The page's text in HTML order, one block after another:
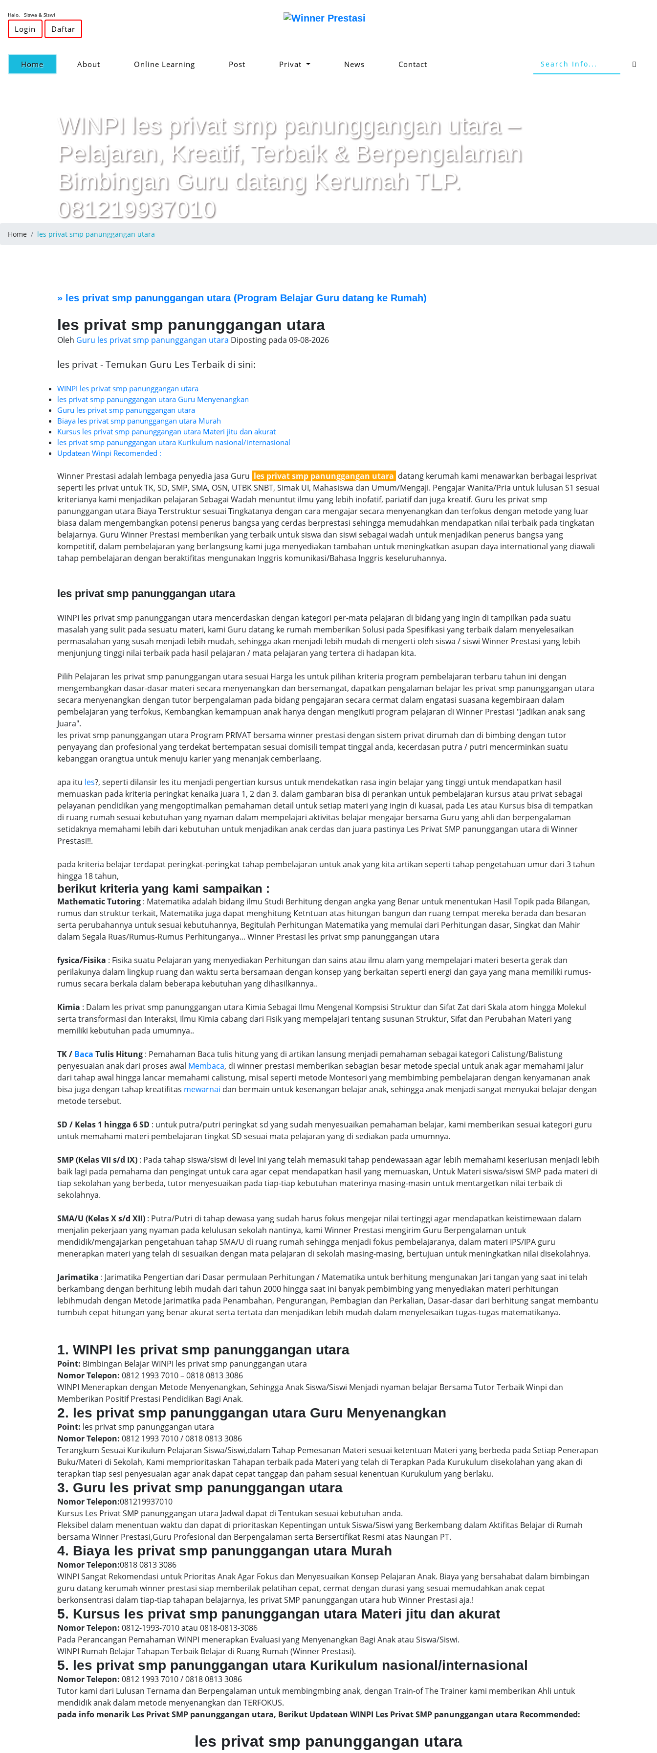
Halo, Siswa & Siswi
Login Daftar
Home(current) About Online Learning Post Privat News Contact
WINPI les privat smp panunggangan utara –
Pelajaran, Kreatif, Terbaik & Berpengalaman
Bimbingan Guru datang Kerumah TLP.
081219937010
Home les privat smp panunggangan utara
» les privat smp panunggangan utara(Program Belajar Guru datang ke Rumah)
les privat smp panunggangan utara
Oleh Guru les privat smp panunggangan utara Diposting pada 09-08-2026
les privat - Temukan Guru Les Terbaik di sini:
WINPI les privat smp panunggangan utara
les privat smp panunggangan utara Guru Menyenangkan
Guru les privat smp panunggangan utara
Biaya les privat smp panunggangan utara Murah
Kursus les privat smp panunggangan utara Materi jitu dan akurat
les privat smp panunggangan utara Kurikulum nasional/internasional
Updatean Winpi Recomended :
Winner Prestasi adalah lembaga penyedia jasa Guru les privat smp panunggangan utara datang kerumah kami menawarkan berbagai lesprivat
seperti les privat untuk TK, SD, SMP, SMA, OSN, UTBK SNBT, Simak UI, Mahasiswa dan Umum/Mengaji. Pengajar Wanita/Pria untuk lulusan S1 sesuai
kriterianya kami menjadikan pelajaran Sebagai Wadah menuntut ilmu yang lebih inofatif, pariatif dan juga kreatif. Guru les privat smp
panunggangan utara Biaya Terstruktur sesuai Tingkatanya dengan cara mengajar secara menyenangkan dan terfokus dengan metode yang luar
biasa dalam mengembangkan potensi penerus bangsa yang cerdas berprestasi sehingga memudahkan mendapatkan nilai terbaik pada tingkatan
belajarnya. Guru Winner Prestasi memberikan yang terbaik untuk siswa dan siswi sebagai wadah untuk menjadikan penerus bangsa yang
kompetitif, dalam pembelajaran yang berlangsung kami juga menyediakan tambahan untuk meningkatkan asupan daya international yang diawali
tahap pembelajaran dengan beraktifitas mengunakan Inggris komunikasi/Bahasa Inggris keseluruhannya.
les privat smp panunggangan utara
WINPI les privat smp panunggangan utara mencerdaskan dengan kategori per-mata pelajaran di bidang yang ingin di tampilkan pada suatu
masalah yang sulit pada sesuatu materi, kami Guru datang ke rumah memberikan Solusi pada Spesifikasi yang terbaik dalam menyelesaikan
permasalahan yang susah menjadi lebih mudah, sehingga akan menjadi lebih mudah di mengerti oleh siswa / siswi Winner Prestasi yang lebih
menjunjung tinggi nilai terbaik pada hasil pelajaran / mata pelajaran yang tertera di hadapan kita.
Pilih Pelajaran les privat smp panunggangan utara sesuai Harga les untuk pilihan kriteria program pembelajaran terbaru tahun ini dengan
mengembangkan dasar-dasar materi secara menyenangkan dan bersemangat, dapatkan pengalaman belajar les privat smp panunggangan utara
secara menyenangkan dengan tutor berpengalaman pada bidang pengajaran secara cermat dalam engatasi suasana kegembiraan dalam
pembelajaran yang terfokus, Kembangkan kemampuan anak hanya dengan mengikuti program pelajaran di Winner Prestasi "Jadikan anak sang
Juara".
les privat smp panunggangan utara Program PRIVAT bersama winner prestasi dengan sistem privat dirumah dan di bimbing dengan tutor
penyayang dan profesional yang terdekat bertempatan sesuai domisili tempat tinggal anda, kecerdasan putra / putri mencerminkan suatu
kebanggan orangtua untuk menuju karier yang menanjak cemberlaang.
apa itu les?, seperti dilansir les itu menjadi pengertian kursus untuk mendekatkan rasa ingin belajar yang tinggi untuk mendapatkan hasil
memuaskan pada kriteria peringkat kenaika juara 1, 2 dan 3. dalam gambaran bisa di perankan untuk pembelajaran kursus atau privat sebagai
pelayanan pendidikan yang mengoptimalkan pemahaman detail untuk setiap materi yang ingin di kuasai, pada Les atau Kursus bisa di tempatkan
di ruang rumah sesuai kebutuhan yang nyaman dalam mempelajari aktivitas belajar mengajar bersama Guru yang ahli dan berpengalaman
setidaknya memahami lebih dari kebutuhan untuk menjadikan anak cerdas dan juara pastinya Les Privat SMP panunggangan utara di Winner
Prestasi!!.
pada kriteria belajar terdapat peringkat-peringkat tahap pembelajaran untuk anak yang kita artikan seperti tahap pengetahuan umur dari 3 tahun
hingga 18 tahun,
berikut kriteria yang kami sampaikan :
Mathematic Tutoring : Matematika adalah bidang ilmu Studi Berhitung dengan angka yang Benar untuk menentukan Hasil Topik pada Bilangan,
rumus dan struktur terkait, Matematika juga dapat menghitung Ketntuan atas hitungan bangun dan ruang tempat mereka berada dan besaran
serta perubahannya untuk sesuai kebutuhannya, Begitulah Perhitungan Matematika yang memulai dari Perhitungan dasar, Singkat dan Mahir
dalam Segala Ruas/Rumus-Rumus Perhitunganya... Winner Prestasi les privat smp panunggangan utara
fysica/Fisika : Fisika suatu Pelajaran yang menyediakan Perhitungan dan sains atau ilmu alam yang mempelajari materi beserta gerak dan
perilakunya dalam lingkup ruang dan waktu serta bersamaan dengan konsep yang berkaitan seperti energi dan gaya yang mana memiliki rumus-
rumus secara berkala dalam beberapa kebutuhan yang dihasilkannya..
Kimia : Dalam les privat smp panunggangan utara Kimia Sebagai Ilmu Mengenal Kompsisi Struktur dan Sifat Zat dari Skala atom hingga Molekul
serta transformasi dan Interaksi, Ilmu Kimia cabang dari Fisik yang mempelajari tentang susunan Struktur, Sifat dan Perubahan Materi yang
memiliki kebutuhan pada umumnya..
TK / Baca Tulis Hitung : Pemahaman Baca tulis hitung yang di artikan lansung menjadi pemahaman sebagai kategori Calistung/Balistung
penyesuaian anak dari proses awal Membaca, di winner prestasi memberikan sebagian besar metode special untuk anak agar memahami jalur
dari tahap awal hingga lancar memahami calistung, misal seperti metode Montesori yang membimbing pembelajaran dengan kenyamanan anak
bisa juga dengan tahap kreatifitas mewarnai dan bermain untuk kesenangan belajar anak, sehingga anak menjadi sangat menyukai belajar dengan
metode tersebut.
SD / Kelas 1 hingga 6 SD : untuk putra/putri peringkat sd yang sudah menyesuaikan pemahaman belajar, kami memberikan sesuai kategori guru
untuk memahami materi pembelajaran tingkat SD sesuai mata pelajaran yang di sediakan pada umumnya.
SMP (Kelas VII s/d IX) : Pada tahap siswa/siswi di level ini yang telah memasuki tahap pendewasaan agar lebih memahami keseriusan menjadi lebih
baik lagi pada pemahama dan pengingat untuk cara agar cepat mendapatkan hasil yang memuaskan, Untuk Materi siswa/siswi SMP pada materi di
tiap sekolahan yang berbeda, tutor menyesuaikan pada tiap-tiap kebutuhan materinya masing-masin untuk mentargetkan nilai terbaik di
sekolahnya.
SMA/U (Kelas X s/d XII) : Putra/Putri di tahap dewasa yang sudah harus fokus mengejar nilai tertinggi agar mendapatkan keistimewaan dalam
menjalin pekerjaan yang nyaman pada kelulusan sekolah nantinya, kami Winner Prestasi mengirim Guru Berpengalaman untuk
mendidik/mengajarkan pengetahuan tahap SMA/U di ruang rumah sehingga menjadi fokus pembelajaranya, dalam materi IPS/IPA guru
menerapkan materi yang telah di sesuaikan dengan mata pelajaran di sekolah masing-masing, bertujuan untuk meningkatkan nilai disekolahnya.
Jarimatika : Jarimatika Pengertian dari Dasar permulaan Perhitungan / Matematika untuk berhitung mengunakan Jari tangan yang saat ini telah
berkambang dengan berhitung lebih mudah dari tahun 2000 hingga saat ini banyak pembimbing yang menyediakan materi perhitungan
lebihmudah dengan Metode Jarimatika pada Penambahan, Pengurangan, Pembagian dan Perkalian, Dasar-dasar dari berhitung sangat membantu
tumbuh cepat hitungan yang benar akurat serta tertata dan menjadikan lebih mudah dalam menyelesaikan tugas-tugas matematikanya.
1. WINPI les privat smp panunggangan utara
Point: Bimbingan Belajar WINPI les privat smp panunggangan utara
Nomor Telepon: 0812 1993 7010 – 0818 0813 3086
WINPI Menerapkan dengan Metode Menyenangkan, Sehingga Anak Siswa/Siswi Menjadi nyaman belajar Bersama Tutor Terbaik Winpi dan
Memberikan Positif Prestasi Pendidikan Bagi Anak.
2. les privat smp panunggangan utara Guru Menyenangkan
Point: les privat smp panunggangan utara
Nomor Telepon: 0812 1993 7010 / 0818 0813 3086
Terangkum Sesuai Kurikulum Pelajaran Siswa/Siswi,dalam Tahap Pemesanan Materi sesuai ketentuan Materi yang berbeda pada Setiap Penerapan
Buku/Materi di Sekolah, Kami memprioritaskan Tahapan terbaik pada Materi yang telah di Terapkan Pada Kurukulum disekolahan yang akan di
terapkan tiap sesi penyesuaian agar anak dapat cepat tanggap dan paham sesuai kenentuan Kurukulum yang berlaku.
3. Guru les privat smp panunggangan utara
Nomor Telepon:081219937010
Kursus Les Privat SMP panunggangan utara Jadwal dapat di Tentukan sesuai kebutuhan anda.
Fleksibel dalam menentuan waktu dan dapat di prioritaskan Kepentingan untuk Siswa/Siswi yang Berkembang dalam Aktifitas Belajar di Rumah
bersama Winner Prestasi,Guru Profesional dan Berpengalaman serta Bersertifikat Resmi atas Naungan PT.
4. Biaya les privat smp panunggangan utara Murah
Nomor Telepon:0818 0813 3086
WINPI Sangat Rekomendasi untuk Prioritas Anak Agar Fokus dan Menyesuaikan Konsep Pelajaran Anak. Biaya yang bersahabat dalam bimbingan
guru datang kerumah winner prestasi siap memberilak pelatihan cepat, cermat dengan durasi yang sesuai memudahkan anak cepat
berkonsentrasi dalam tiap-tiap tahapan belajarnya, les privat SMP panunggangan utara hub Winner Prestasi aja.!
5. Kursus les privat smp panunggangan utara Materi jitu dan akurat
Nomor Telepon: 0812-1993-7010 atau 0818-0813-3086
Pada Perancangan Pemahaman WINPI menerapkan Evaluasi yang Menyenangkan Bagi Anak atau Siswa/Siswi.
WINPI Rumah Belajar Tahapan Terbaik Belajar di Ruang Rumah (Winner Prestasi).
5. les privat smp panunggangan utara Kurikulum nasional/internasional
Nomor Telepon: 0812 1993 7010 / 0818 0813 3086
Tutor kami dari Lulusan Ternama dan Berpengalaman untuk membingmbing anak, dengan Train-of The Trainer kami memberikan Ahli untuk
mendidik anak dalam metode menyenangkan dan TERFOKUS.
pada info menarik Les Privat SMP panunggangan utara, Berikut Updatean WINPI Les Privat SMP panunggangan utara Recommended:
les privat smp panunggangan utara